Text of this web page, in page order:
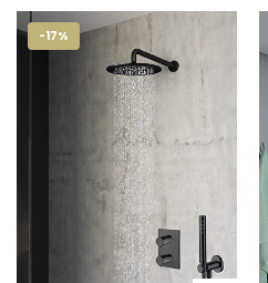
-17%